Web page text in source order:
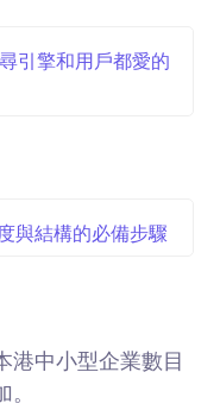
引擎和用戶都愛的
與結構的必備步驟
港中小型企業數目